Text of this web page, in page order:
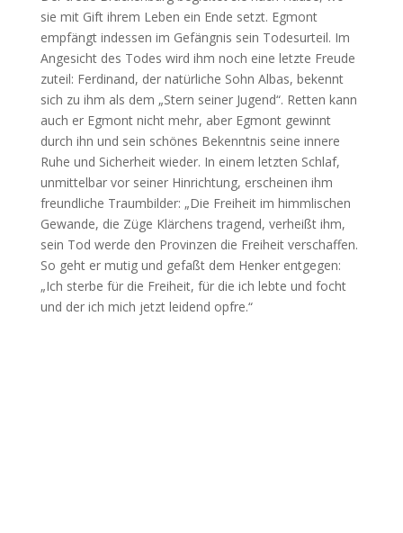
sie mit Gift ihrem Leben ein Ende setzt. Egmont
empfängt indessen im Gefängnis sein Todesurteil. Im
Angesicht des Todes wird ihm noch eine letzte Freude
zuteil: Ferdinand, der natürliche Sohn Albas, bekennt
sich zu ihm als dem „Stern seiner Jugend“. Retten kann
auch er Egmont nicht mehr, aber Egmont gewinnt
durch ihn und sein schönes Bekenntnis seine innere
Ruhe und Sicherheit wieder. In einem letzten Schlaf,
unmittelbar vor seiner Hinrichtung, erscheinen ihm
freundliche Traumbilder: „Die Freiheit im himmlischen
Gewande, die Züge Klärchens tragend, verheißt ihm,
sein Tod werde den Provinzen die Freiheit verschaffen.
So geht er mutig und gefaßt dem Henker entgegen:
„Ich sterbe für die Freiheit, für die ich lebte und focht
und der ich mich jetzt leidend opfre.“